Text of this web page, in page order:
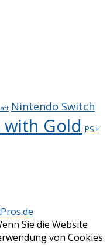
Nintendo Switch
with Gold PS+
Sie die Website
von Cookies